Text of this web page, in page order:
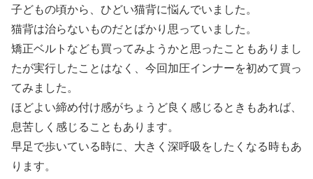
子どもの頃から、ひどい猫背に悩んでいました。
猫背は治らないものだとばかり思っていました。
矯正ベルトなども買ってみようかと思ったこともありまし
たが実行したことはなく、今回加圧インナーを初めて買っ
てみました。
ほどよい締め付け感がちょうど良く感じるときもあれば、
息苦しく感じることもあります。
早足で歩いている時に、大きく深呼吸をしたくなる時もあ
ります。